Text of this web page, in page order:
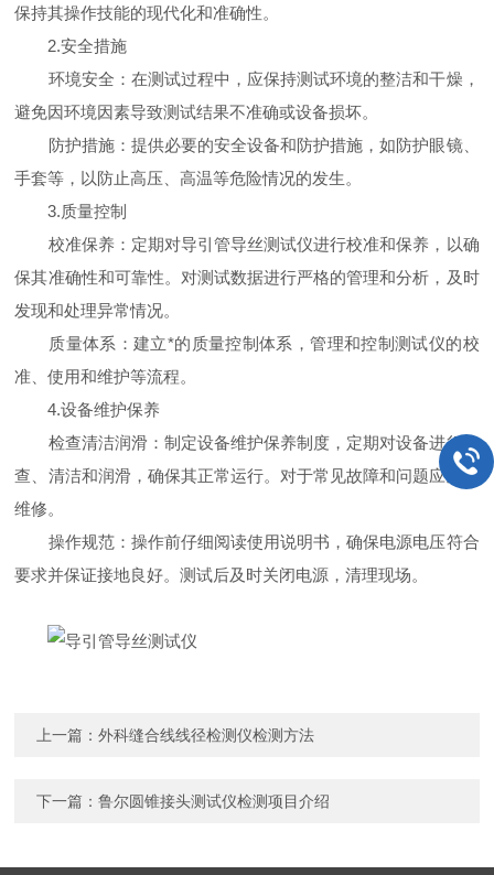
保持其操作技能的现代化和准确性。
2.安全措施
环境安全：在测试过程中，应保持测试环境的整洁和干燥，
避免因环境因素导致测试结果不准确或设备损坏。
防护措施：提供必要的安全设备和防护措施，如防护眼镜、
手套等，以防止高压、高温等危险情况的发生。
3.质量控制
校准保养：定期对导引管导丝测试仪进行校准和保养，以确
保其准确性和可靠性。对测试数据进行严格的管理和分析，及时
发现和处理异常情况。
质量体系：建立*的质量控制体系，管理和控制测试仪的校
准、使用和维护等流程。
4.设备维护保养
检查清洁润滑：制定设备维护保养制度，定期对设备进行检
查、清洁和润滑，确保其正常运行。对于常见故障和问题应及时
维修。
操作规范：操作前仔细阅读使用说明书，确保电源电压符合
要求并保证接地良好。测试后及时关闭电源，清理现场。
上一篇：外科缝合线线径检测仪检测方法
下一篇：鲁尔圆锥接头测试仪检测项目介绍